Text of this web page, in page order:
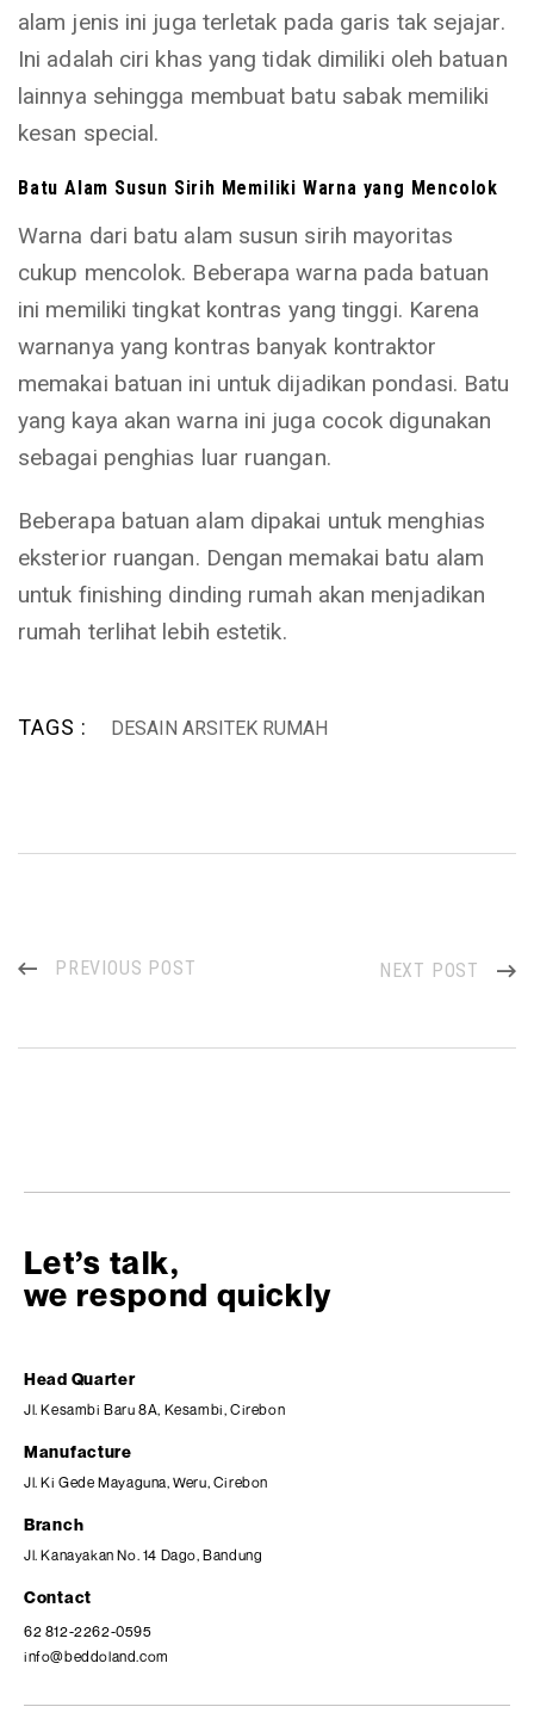
alam jenis ini juga terletak pada garis tak sejajar.
Ini adalah ciri khas yang tidak dimiliki oleh batuan
lainnya sehingga membuat batu sabak memiliki
kesan special.
Batu Alam Susun Sirih Memiliki Warna yang Mencolok
Warna dari batu alam susun sirih mayoritas
cukup mencolok. Beberapa warna pada batuan
ini memiliki tingkat kontras yang tinggi. Karena
warnanya yang kontras banyak kontraktor
memakai batuan ini untuk dijadikan pondasi. Batu
yang kaya akan warna ini juga cocok digunakan
sebagai penghias luar ruangan.
Beberapa batuan alam dipakai untuk menghias
eksterior ruangan. Dengan memakai batu alam
untuk finishing dinding rumah akan menjadikan
rumah terlihat lebih estetik.
TAGS : DESAIN ARSITEK RUMAH
PREVIOUS POST NEXT POST
Let’s talk,
we respond quickly
Head Quarter
Jl. Kesambi Baru 8A, Kesambi, Cirebon
Manufacture
Jl. Ki Gede Mayaguna, Weru, Cirebon
Branch
Jl. Kanayakan No. 14 Dago, Bandung
Contact
62 812-2262-0595
info@beddoland.com